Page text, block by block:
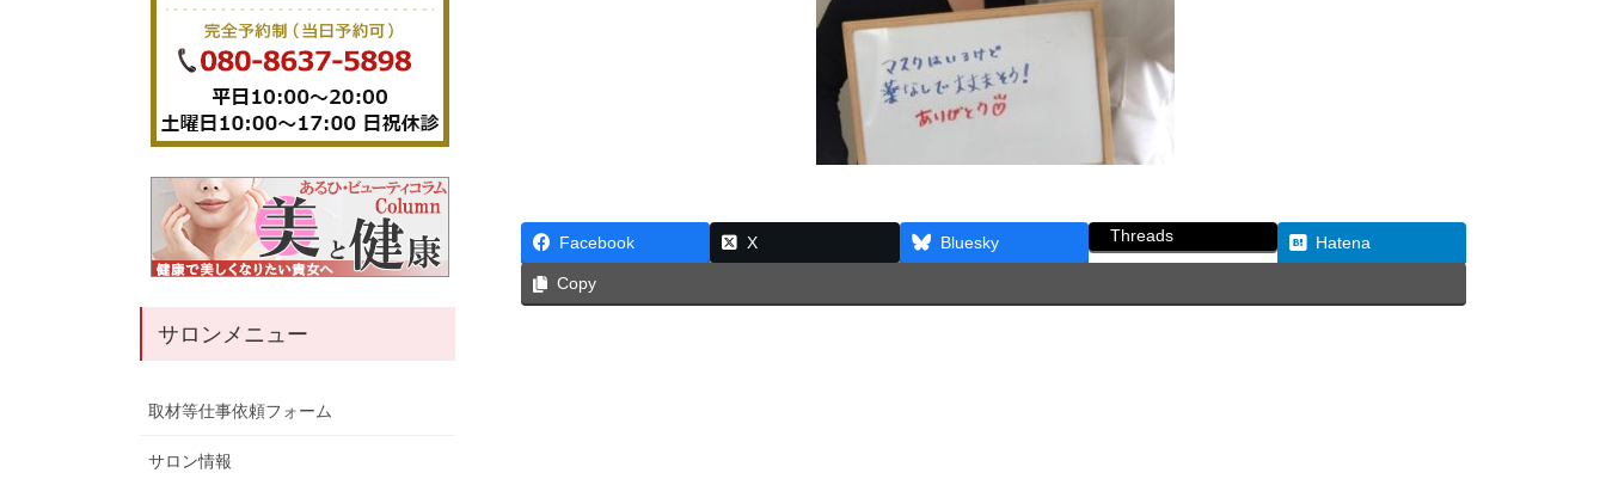
Facebook X Bluesky Threads Hatena
Copy
サロンメニュー
取材等仕事依頼フォーム
サロン情報